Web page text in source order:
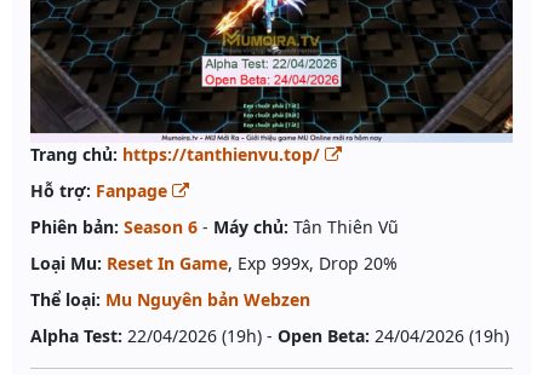
Trang chủ: https://tanthienvu.top/
Hỗ trợ: Fanpage
Phiên bản: Season 6 - Máy chủ: Tân Thiên Vũ
Loại Mu: Reset In Game, Exp 999x, Drop 20%
Thể loại: Mu Nguyên bản Webzen
Alpha Test: 22/04/2026 (19h) - Open Beta: 24/04/2026 (19h)